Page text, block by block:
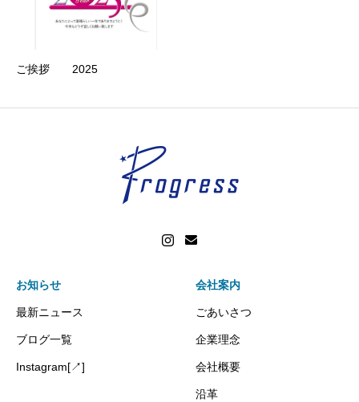
ご挨拶 2025
お知らせ
最新ニュース
ブログ一覧
Instagram[↗]
会社案内
ごあいさつ
企業理念
会社概要
沿革